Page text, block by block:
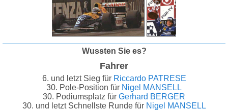
Wussten Sie es?
Fahrer
6. und letzt Sieg für Riccardo PATRESE
30. Pole-Position für Nigel MANSELL
30. Podiumsplatz für Gerhard BERGER
30. und letzt Schnellste Runde für Nigel MANSELL